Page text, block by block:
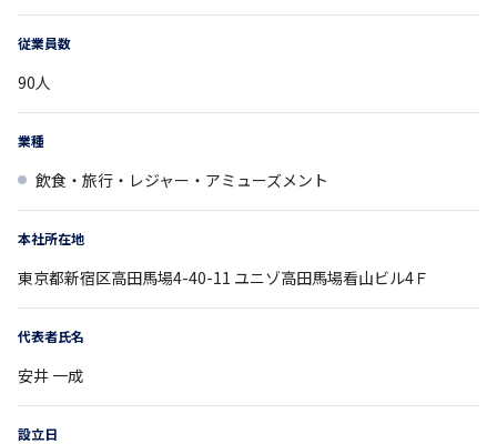
従業員数
90人
業種
飲食・旅行・レジャー・アミューズメント
本社所在地
東京都新宿区高田馬場4-40-11 ユニゾ高田馬場看山ビル4Ｆ
代表者氏名
安井 一成
設立日